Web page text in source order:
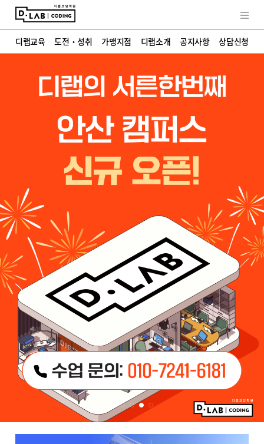
디랩교육 도전・성취 가맹지점 디랩소개 공지사항 상담신청
디랩소식
상담신청